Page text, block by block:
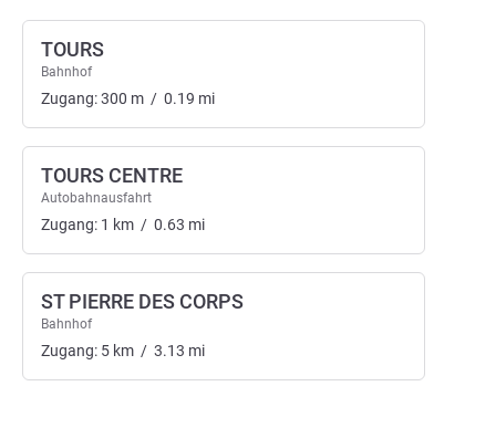
TOURS
Bahnhof
Zugang:300 m / 0.19 mi
TOURS CENTRE
Autobahnausfahrt
Zugang: 1 km / 0.63 mi
ST PIERRE DES CORPS
Bahnhof
Zugang: 5 km / 3.13 mi